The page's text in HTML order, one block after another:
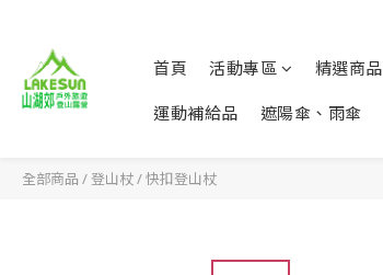
首頁 活動專區 精選商品
運動補給品 遮陽傘、雨傘
全部商品 / 登山杖/快扣登山杖